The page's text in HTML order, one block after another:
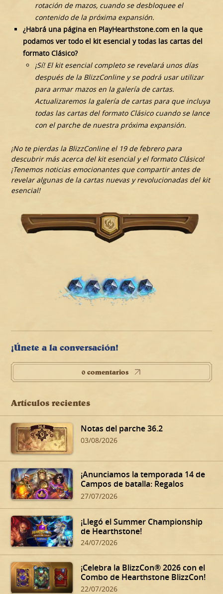
rotación de mazos, cuando se desbloquee el
contenido de la próxima expansión.
¿Habrá una página en PlayHearthstone.com en la que
podamos ver todo el kit esencial y todas las cartas del
formato Clásico?
¡Sí! El kit esencial completo se revelará unos días
después de la BlizzConline y se podrá usar utilizar
para armar mazos en la galería de cartas.
Actualizaremos la galería de cartas para que incluya
todas las cartas del formato Clásico cuando se lance
con el parche de nuestra próxima expansión.
¡No te pierdas la BlizzConline el 19 de febrero para
descubrir más acerca del kit esencial y el formato Clásico!
¡Tenemos noticias emocionantes que compartir antes de
revelar algunas de la cartas nuevas y revolucionadas del kit
esencial!
¡Únete a la conversación!
0 comentarios
Artículos recientes
Notas del parche 36.2
03/08/2026
¡Anunciamos la temporada 14 de
Campos de batalla: Regalos
oscuros de Dalaran!
27/07/2026
¡Llegó el Summer Championship
de Hearthstone!
24/07/2026
¡Celebra la BlizzCon® 2026 con el
Combo de Hearthstone BlizzCon!
22/07/2026